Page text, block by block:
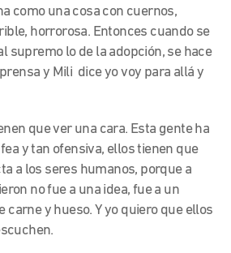
como una cosa con cuernos,
horrorosa. Entonces cuando se
supremo lo de la adopción, se hace
y Mili dice yo voy para allá y
que ver una cara. Esta gente ha
y tan ofensiva, ellos tienen que
a los seres humanos, porque a
no fue a una idea, fue a un
carne y hueso. Y yo quiero que ellos